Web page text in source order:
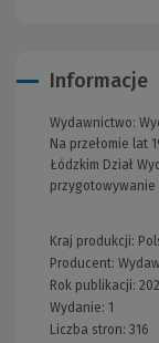
Informacje
Wydawnictwo:
Na przełomie lat
Łódzkim Dział
Kraj produkcji:
Producent:
Rok publikacji:
Wydanie: 1
Liczba stron: 316